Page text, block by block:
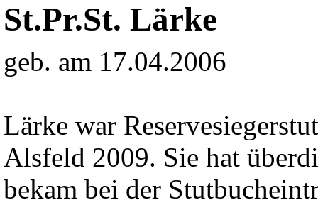
St.Pr.St. Lärke
geb. am 17.04.2006
Lärke war
Alsfeld 2009. Sie hat
bekam bei der